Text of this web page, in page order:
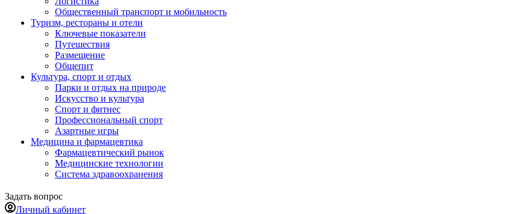
Общественный транспорт и мобильность
Туризм, рестораны и отели
Ключевые показатели
Путешествия
Размещение
Общепит
Культура, спорт и отдых
Парки и отдых на природе
Искусство и культура
Спорт и фитнес
Профессиональный спорт
Азартные игры
Медицина и фармацевтика
Фармацевтический рынок
Медицинские технологии
Система здравоохранения
Задать вопрос
Личный кабинет